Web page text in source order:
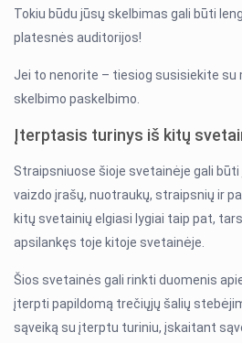
Tokiu būdu jūsų skelbimas gali būti
platesnės auditorijos!
Jei to nenorite – tiesiog susisiekite su
skelbimo paskelbimo.
Įterptasis turinys iš kitų
Straipsniuose šioje svetainėje gali
vaizdo įrašų, nuotraukų, straipsnių ir
kitų svetainių elgiasi lygiai taip pat,
apsilankęs toje kitoje svetainėje.
Šios svetainės gali rinkti duomenis
įterpti papildomą trečiųjų šalių
sąveiką su įterptu turiniu, įskaitant